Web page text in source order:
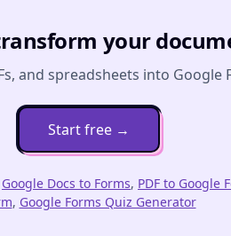
your
and spreadsheets into Google
Start free →
Google Docs to Forms, PDF to Google
, Google Forms Quiz Generator